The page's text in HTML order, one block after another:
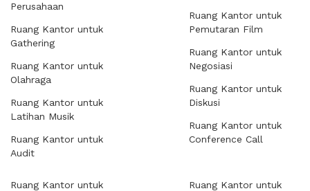
Perusahaan
Ruang Kantor untuk
Gathering
Ruang Kantor untuk
Olahraga
Ruang Kantor untuk
Latihan Musik
Ruang Kantor untuk
Audit
Ruang Kantor untuk
Pemutaran Film
Ruang Kantor untuk
Negosiasi
Ruang Kantor untuk
Diskusi
Ruang Kantor untuk
Conference Call
Ruang Kantor untuk
Ruang Kantor untuk